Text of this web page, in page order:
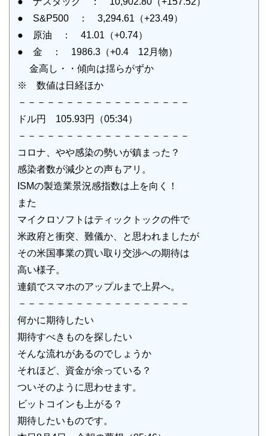
● S&P500 ： 3,294.61（+23.49）
● 原油 ： 41.01（+0.74）
● 金 ： 1986.3（+0.4 12月物）
金高し・・傾向は揺らがずか
※ 数値は日経ほか
－－－－－－－－－－－－－－－－－－
ドル円 105.93円（05:34）
－－－－－－－－－－－－－－－－－－
コロナ、やや感染の勢いが鎮まった？
感染者数が減少との声もアリ。
ISMの製造業景況感指数は上を向く！
また
マイクロソフトはティックトックの件で
米政府と衝突、難儀か、と思われましたが
その米国事業の買い取り交渉への期待は
高い様子。
連鎖でスマホのアップルまで上昇へ。
－－－－－－－－－－－－－－－－－－
何かに期待したい
期待すべきものを探したい
そんな流れがあるのでしょうか
それほど、資金が余っている？
ついそのように思わせます。
ビットコインも上がる？
期待したいものです。